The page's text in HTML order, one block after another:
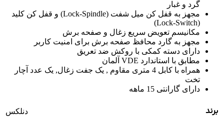
گرد و غبار
مجهز به قفل کن میل شفت (Lock-Spindle) و قفل کن کلید
(Lock-Switch)
مکانیسم تعویض سریع زغال و صفحه برش
مجهز به گارد محافظ صفحه برش برای امنیت کاربر
دارای دسته کمکی با روکش ضد تعریق
مطابق با استاندارد VDE آلمان
همراه با کابل 4 متری مقاوم , یک جفت زغال, یک عدد آچار
تخت
دارای گارانتی 15 ماهه
برند دنلکس